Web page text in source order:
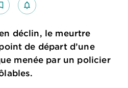
notifications_none_outlined
déclin, le meurtre
de départ d’une
menée par un policier